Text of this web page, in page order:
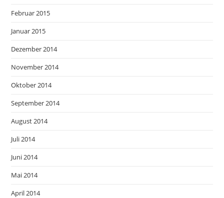
Februar 2015
Januar 2015
Dezember 2014
November 2014
Oktober 2014
September 2014
August 2014
Juli 2014
Juni 2014
Mai 2014
April 2014